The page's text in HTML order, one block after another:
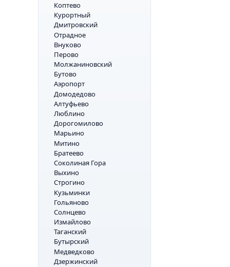
Коптево
Курортный
Дмитровский
Отрадное
Внуково
Перово
Молжаниновский
Бутово
Аэропорт
Домодедово
Алтуфьево
Люблино
Дорогомилово
Марьино
Митино
Братеево
Соколиная Гора
Выхино
Строгино
Кузьминки
Гольяново
Солнцево
Измайлово
Таганский
Бутырский
Медведково
Дзержинский